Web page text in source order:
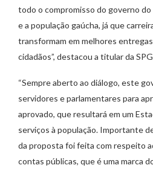
todo o compromisso do governo
e a população gaúcha, já que
transformam em melhores
cidadãos”, destacou a titular da
“Sempre aberto ao diálogo, este
servidores e parlamentares para
aprovado, que resultará em um
serviços à população. Importante
da proposta foi feita com respeito
contas públicas, que é uma marca